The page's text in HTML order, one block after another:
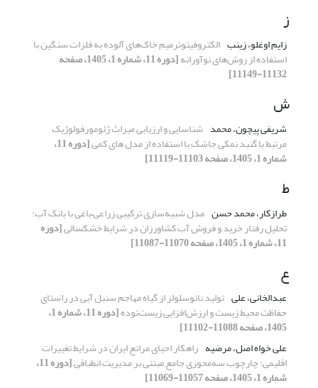
ز
زایم اوغلو، زینب الکتروفیتوترمیم خاک‌های آلوده به فلزات سنگین با
استفاده از روش‌های نوآورانه [دوره 11، شماره 1، 1405، صفحه
11132-11149]
ش
شریفی پیچون، محمد شناسایی و ارزیابی میراث ژئومورفولوژیک
مرتبط با گنبد نمکی جاشک با استفاده از مدل های کمی [دوره 11،
شماره 1، 1405، صفحه 11103-11119]
ط
طرازکار، محمد حسن مدل شبیه‌سازی ترکیبی زراعی–باغی با بانک آب:
تحلیل رفتار خرید و فروش آب کشاورزان در شرایط خشکسالی[دوره
11، شماره 1، 1405، صفحه 11070-11087]
ع
عبدالخانی، علی تولید نانوسلولز از گیاه مهاجم سنبل آبی در راستای
حفاظت محیط زیست و ارزش‌افزایی زیست‌توده [دوره 11، شماره 1،
1405، صفحه 11088-11102]
علی خواه اصل، مرضیه راهکار احیای مراتع ایران در شرایط تغییرات
اقلیمی: چارچوب سه‌محوری جامع مبتنی بر مدیریت انطباقی [دوره 11،
شماره 1، 1405، صفحه 11057-11069]